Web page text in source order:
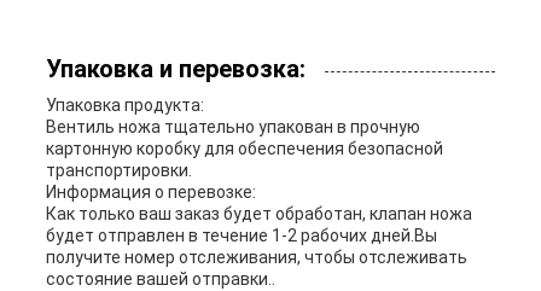
Упаковка и перевозка:
Упаковка продукта:
Вентиль ножа тщательно упакован в прочную
картонную коробку для обеспечения безопасной
транспортировки.
Информация о перевозке:
Как только ваш заказ будет обработан, клапан ножа
будет отправлен в течение 1-2 рабочих дней.Вы
получите номер отслеживания, чтобы отслеживать
состояние вашей отправки..